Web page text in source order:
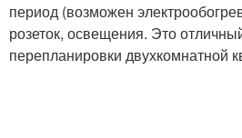
период (возможен
розеток, освещения. Это
перепланировки двухкомнатной